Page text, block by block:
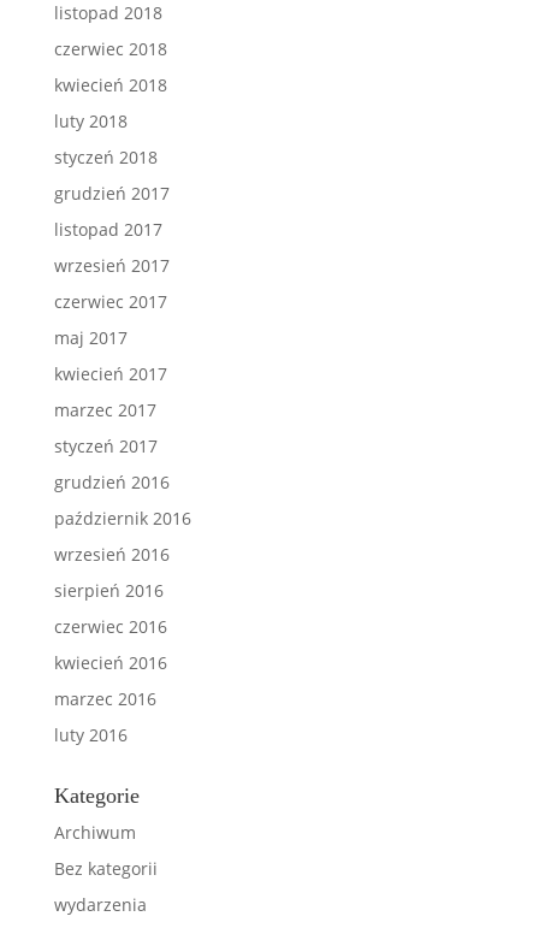
listopad 2018
czerwiec 2018
kwiecień 2018
luty 2018
styczeń 2018
grudzień 2017
listopad 2017
wrzesień 2017
czerwiec 2017
maj 2017
kwiecień 2017
marzec 2017
styczeń 2017
grudzień 2016
październik 2016
wrzesień 2016
sierpień 2016
czerwiec 2016
kwiecień 2016
marzec 2016
luty 2016
Kategorie
Archiwum
Bez kategorii
wydarzenia